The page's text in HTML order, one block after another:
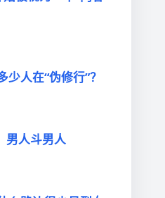
人在“伪修行”？
男人斗男人